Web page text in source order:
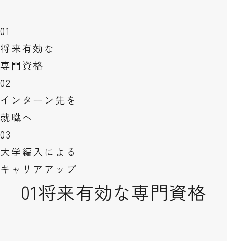
01
将来有効な
専門資格
02
インターン先を
就職へ
03
大学編入による
キャリアアップ
01将来有効な専門資格